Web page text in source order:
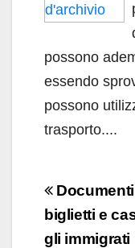
possono
essendo
possono
trasporto....
articoli
biglietti e
gli immigrati